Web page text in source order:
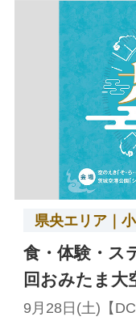
県央エリア｜
食・体験・ス
回おみたま大
9月28日(土)【DC